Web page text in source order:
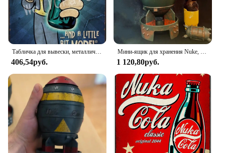
Табличка для вывески, металлическая картина, 3 4 игры Nuke COLA, металлические вывески, настенный постер, декор для дома, комнаты, школы, картина по железу, 8x12 дюймов
406,54руб.
Мини-ящик для хранения Nuke, 7,9-дюймовый контейнер для хранения в форме 3D Nuke из смолы, маленькое украшение в виде ракетных фигурок для декора настольного стола
1 120,80руб.